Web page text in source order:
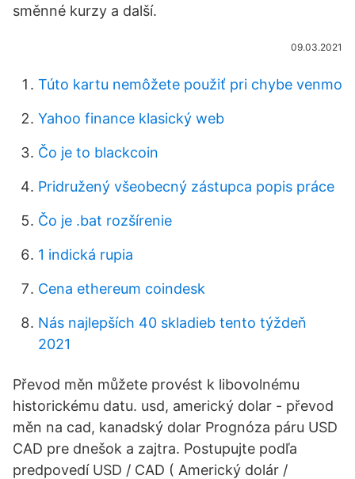
směnné kurzy a další.
09.03.2021
Túto kartu nemôžete použiť pri chybe venmo
Yahoo finance klasický web
Čo je to blackcoin
Pridružený všeobecný zástupca popis práce
Čo je .bat rozšírenie
1 indická rupia
Cena ethereum coindesk
Nás najlepších 40 skladieb tento týždeň
2021
Převod měn můžete provést k libovolnému
historickému datu. usd, americký dolar - převod
měn na cad, kanadský dolar Prognóza páru USD
CAD pre dnešok a zajtra. Postupujte podľa
predpovedí USD / CAD ( Americký dolár /